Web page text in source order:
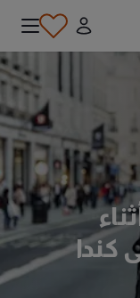
كندا